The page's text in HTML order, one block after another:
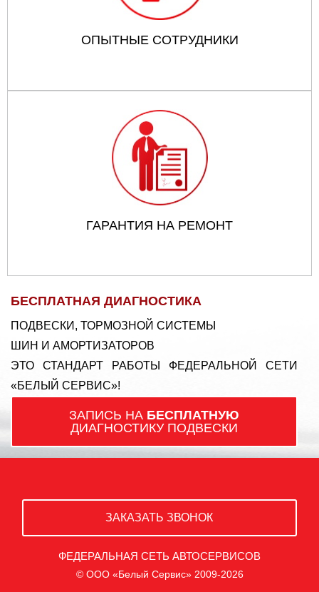
ОПЫТНЫЕ СОТРУДНИКИ
ГАРАНТИЯ НА РЕМОНТ
БЕСПЛАТНАЯ ДИАГНОСТИКА
ПОДВЕСКИ, ТОРМОЗНОЙ СИСТЕМЫ
ШИН И АМОРТИЗАТОРОВ
ЭТО СТАНДАРТ РАБОТЫ ФЕДЕРАЛЬНОЙ СЕТИ
«БЕЛЫЙ СЕРВИС»!
ЗАПИСЬ НА БЕСПЛАТНУЮ
ДИАГНОСТИКУ ПОДВЕСКИ
ЗАКАЗАТЬ ЗВОНОК
ФЕДЕРАЛЬНАЯ СЕТЬ АВТОСЕРВИСОВ
© ООО «Белый Сервис» 2009-2026